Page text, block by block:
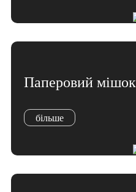
Norwegian
Serbian
Tajik
Xhosa
Паперовий мішок
більше